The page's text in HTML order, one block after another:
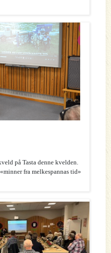
på Tasta denne kvelden.
fra melkespannas tid»